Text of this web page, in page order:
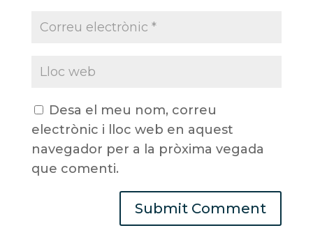
Desa el meu nom, correu
electrònic i lloc web en aquest
navegador per a la pròxima vegada
que comenti.